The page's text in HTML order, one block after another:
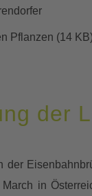
Pflanzen (14
der
der
March in